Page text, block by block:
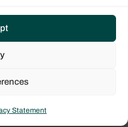
Statement